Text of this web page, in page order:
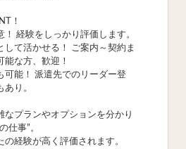
！
！ 経験をしっかり評価します。
して活かせる！ ご案内～契約ま
能な方、歓迎！
可能！ 派遣先でのリーダー登
り。
なプランやオプションを分かり
仕事”。
の経験が高く評価されます。